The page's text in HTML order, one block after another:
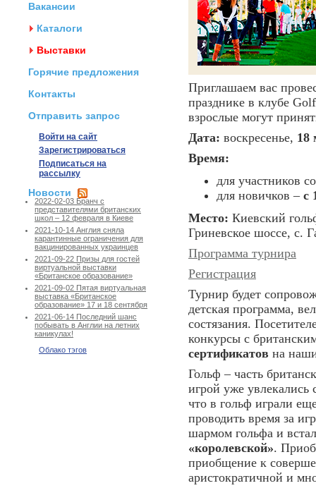
Вакансии
Каталоги
Выставки
Горячие предложения
Контакты
Отправить запрос
Войти на сайт
Зарегистрироваться
Подписаться на
рассылку
Новости
2022-02-03 Бранч с
представителями британских
школ – 12 февраля в Киеве
2021-10-14 Англия сняла
карантинные ограничения для
вакцинированных украинцев
2021-09-22 Призы для гостей
виртуальной выставки
«Британское образование»
2021-09-02 Пятая виртуальная
выставка «Британское
образование» 17 и 18 сентября
2021-06-14 Последний шанс
побывать в Англии на летних
каникулах!
Облако тэгов
Приглашаем вас
празднике в клубе
взрослые могут
Дата: воскресенье, 18
Время:
для участников
для новичков – с
Место: Киевский
Гриневское шоссе, с.
Программа турнира
Регистрация
Турнир будет
детская программа,
состязания.
конкурсы с
сертификатов на
Гольф – часть
игрой уже
что в гольф играли
проводить время за
шармом гольфа и
«королевской».
приобщение к
аристократичной и